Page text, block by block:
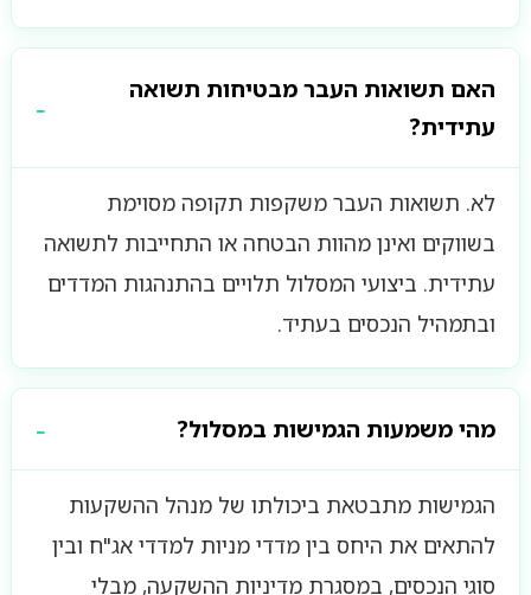
האם תשואות העבר מבטיחות תשואה
עתידית?
לא. תשואות העבר משקפות תקופה מסוימת
בשווקים ואינן מהוות הבטחה או התחייבות לתשואה
עתידית. ביצועי המסלול תלויים בהתנהגות המדדים
ובתמהיל הנכסים בעתיד.
מהי משמעות הגמישות במסלול?
הגמישות מתבטאת ביכולתו של מנהל ההשקעות
להתאים את היחס בין מדדי מניות למדדי אג"ח ובין
סוגי הנכסים, במסגרת מדיניות ההשקעה, מבלי